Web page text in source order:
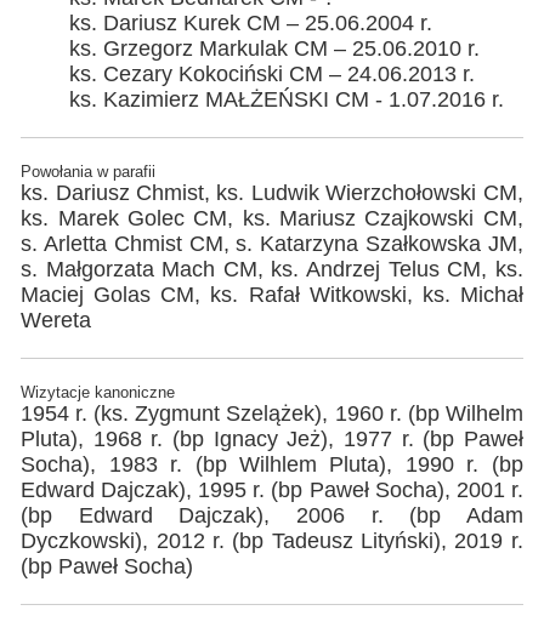
ks. Dariusz Kurek CM – 25.06.2004 r.
ks. Grzegorz Markulak CM – 25.06.2010 r.
ks. Cezary Kokociński CM – 24.06.2013 r.
ks. Kazimierz MAŁŻEŃSKI CM - 1.07.2016 r.
Powołania w parafii
ks. Dariusz Chmist, ks. Ludwik Wierzchołowski CM,
ks. Marek Golec CM, ks. Mariusz Czajkowski CM,
s. Arletta Chmist CM, s. Katarzyna Szałkowska JM,
s. Małgorzata Mach CM, ks. Andrzej Telus CM, ks.
Maciej Golas CM, ks. Rafał Witkowski, ks. Michał
Wereta
Wizytacje kanoniczne
1954 r. (ks. Zygmunt Szelążek), 1960 r. (bp Wilhelm
Pluta), 1968 r. (bp Ignacy Jeż), 1977 r. (bp Paweł
Socha), 1983 r. (bp Wilhlem Pluta), 1990 r. (bp
Edward Dajczak), 1995 r. (bp Paweł Socha), 2001 r.
(bp Edward Dajczak), 2006 r. (bp Adam
Dyczkowski), 2012 r. (bp Tadeusz Lityński), 2019 r.
(bp Paweł Socha)